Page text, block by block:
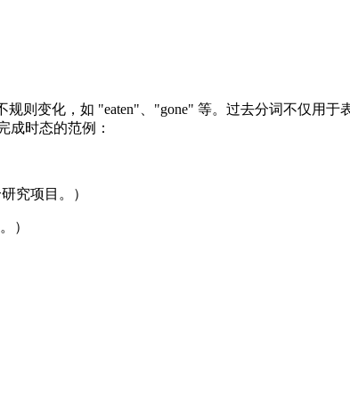
则变化，如 "eaten"、"gone" 等。过去分词不仅用
成时态的范例：
究项目。）
）